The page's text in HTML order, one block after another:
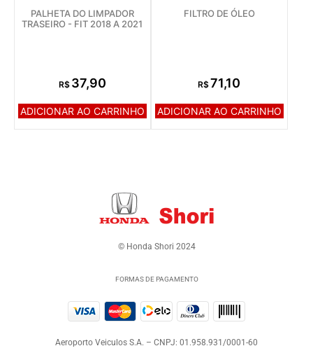
PALHETA DO LIMPADOR
TRASEIRO - FIT 2018 A 2021
R$ 37,90
ADICIONAR AO CARRINHO
FILTRO DE ÓLEO
R$71,10
ADICIONAR AO CARRINHO
© Honda Shori 2024
FORMAS DE PAGAMENTO
Aeroporto Veiculos S.A. – CNPJ: 01.958.931/0001-60